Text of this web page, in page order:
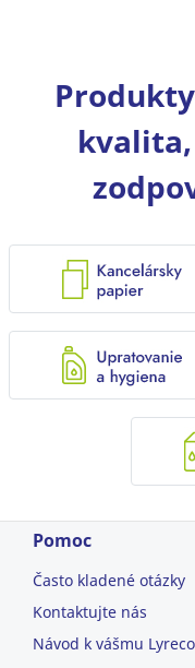
Pomoc
Často kladené otázky
Kontaktujte nás
Návod k vášmu